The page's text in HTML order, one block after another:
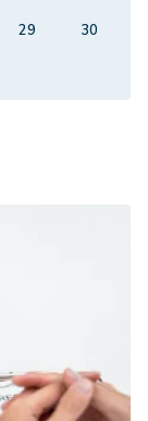
29
30